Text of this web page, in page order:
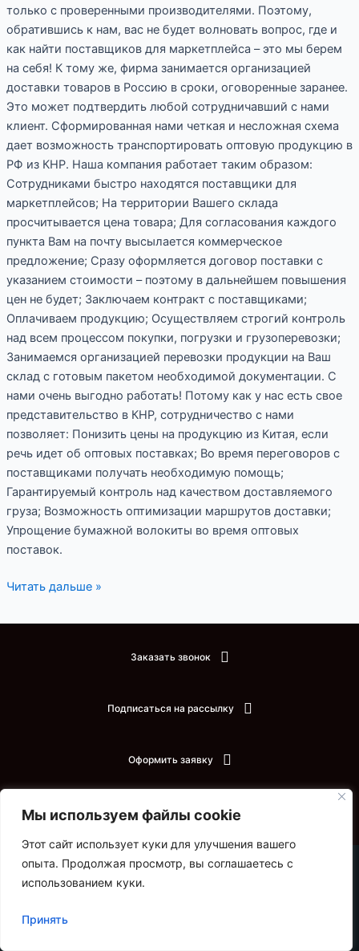
Мы используем файлы cookie
Этот сайт использует куки для улучшения вашего
опыта. Продолжая просмотр, вы соглашаетесь с
использованием куки.
Принять
только с проверенными производителями. Поэтому,
обратившись к нам, вас не будет волновать вопрос, где и
как найти поставщиков для маркетплейса – это мы берем
на себя! К тому же, фирма занимается организацией
доставки товаров в Россию в сроки, оговоренные заранее.
Это может подтвердить любой сотрудничавший с нами
клиент. Сформированная нами четкая и несложная схема
дает возможность транспортировать оптовую продукцию в
РФ из КНР. Наша компания работает таким образом:
Сотрудниками быстро находятся поставщики для
маркетплейсов; На территории Вашего склада
просчитывается цена товара; Для согласования каждого
пункта Вам на почту высылается коммерческое
предложение; Сразу оформляется договор поставки с
указанием стоимости – поэтому в дальнейшем повышения
цен не будет; Заключаем контракт с поставщиками;
Оплачиваем продукцию; Осуществляем строгий контроль
над всем процессом покупки, погрузки и грузоперевозки;
Занимаемся организацией перевозки продукции на Ваш
склад с готовым пакетом необходимой документации. С
нами очень выгодно работать! Потому как у нас есть свое
представительство в КНР, сотрудничество с нами
позволяет: Понизить цены на продукцию из Китая, если
речь идет об оптовых поставках; Во время переговоров с
поставщиками получать необходимую помощь;
Гарантируемый контроль над качеством доставляемого
груза; Возможность оптимизации маршрутов доставки;
Упрощение бумажной волокиты во время оптовых
поставок.
Читать дальше »
Заказать звонок
Подписаться на рассылку
Оформить заявку
Задать вопрос